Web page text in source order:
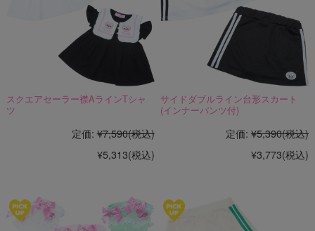
スクエアセーラー襟AラインTシャ
ツ
定価: ¥7,590(税込)
¥5,313(税込)
サイドダブルライン台形スカート
(インナーパンツ付)
定価: ¥5,390(税込)
¥3,773(税込)